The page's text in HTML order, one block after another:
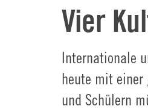
Vier
Internationale
heute mit einer
und Schülern